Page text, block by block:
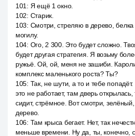
101 : Я ещё 1 окно.
102: Старик.
103: Смотри, стреляю в дерево, белка
могилу.
104: Ого, 2 300. Это будет сложно.
будет другая стратегия. Я возьму
ружьё. Ой, ой, меня не зашиби.
комплекс маленького роста? Ты?
105: Так, не шути, а то и тебе попадёт.
это не работает, там дверь
сидит, стрёмное. Вот смотри,
дерево.
106: Там крыса бегает. Нет, так
меньше времени. Ну да, ты, конечно,